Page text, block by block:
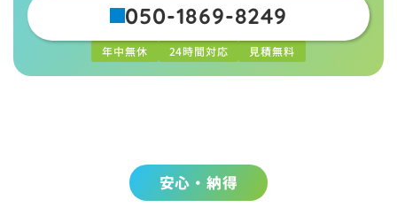
050-1869-8249
年中無休 24時間対応 見積無料
安心・納得